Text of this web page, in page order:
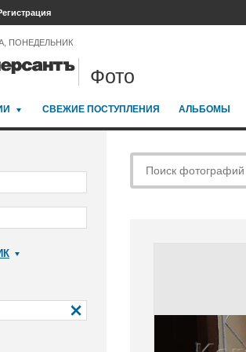
ПОНЕДЕЛЬНИК
Фото
СВЕЖИЕ ПОСТУПЛЕНИЯ АЛЬБОМЫ